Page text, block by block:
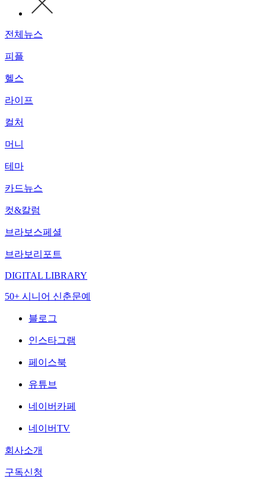
전체뉴스
피플
헬스
라이프
컬처
머니
테마
카드뉴스
컷&칼럼
브라보스페셜
브라보리포트
DIGITAL LIBRARY
50+ 시니어 신춘문예
블로그
인스타그램
페이스북
유튜브
네이버카페
네이버TV
회사소개
구독신청